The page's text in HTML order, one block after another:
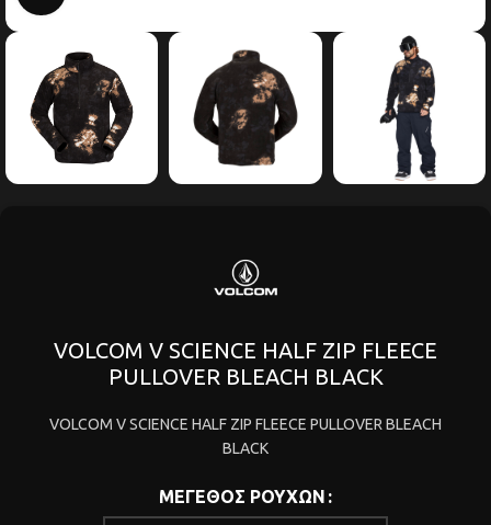
VOLCOM V SCIENCE HALF ZIP FLEECE
PULLOVER BLEACH BLACK
VOLCOM V SCIENCE HALF ZIP FLEECE PULLOVER BLEACH
BLACK
ΜΕΓΕΘΟΣ ΡΟΥΧΩΝ